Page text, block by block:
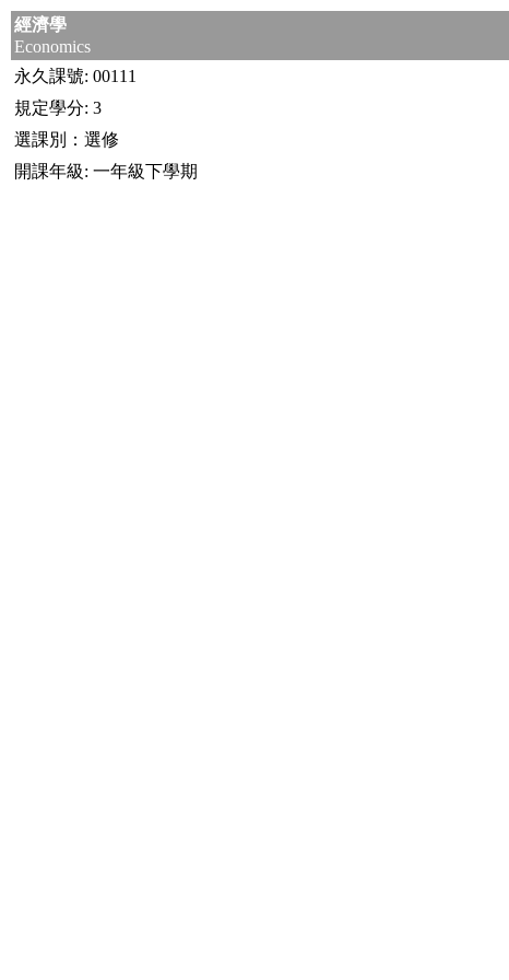
經濟學
Economics
永久課號: 00111
規定學分: 3
選課別：選修
開課年級: 一年級下學期